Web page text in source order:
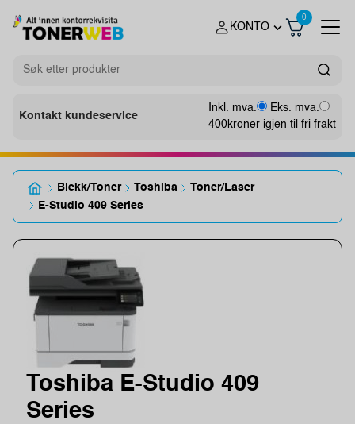
KONTO
0
Kontakt kundeservice
Inkl. mva.
Eks. mva.
400kroner igjen til fri frakt
Blekk/Toner Toshiba
Toner/Laser
E-Studio 409 Series
Toshiba E-Studio 409
Series